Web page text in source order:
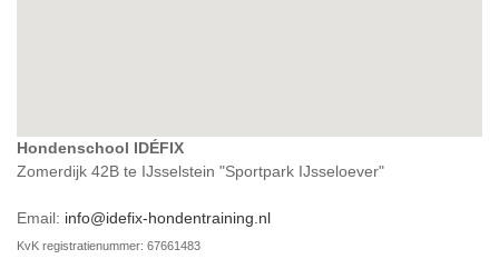
Hondenschool IDÉFIX
Zomerdijk 42B te IJsselstein "Sportpark IJsseloever"
Email: info@idefix-hondentraining.nl
KvK registratienummer: 67661483